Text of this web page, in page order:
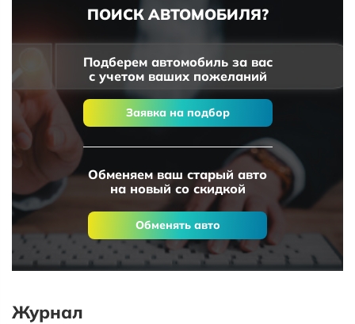
ПОИСК АВТОМОБИЛЯ?
Подберем автомобиль за вас
с учетом ваших пожеланий
Заявка на подбор
Обменяем ваш старый авто
на новый со скидкой
Обменять авто
Журнал